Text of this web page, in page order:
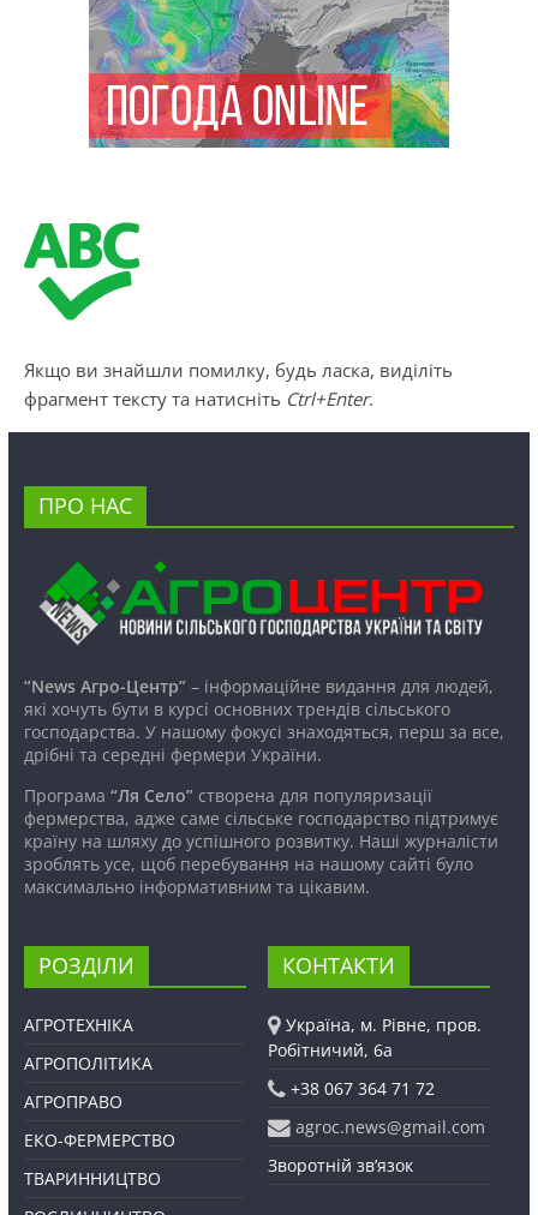
Якщо ви знайшли помилку, будь ласка, виділіть
фрагмент тексту та натисніть Ctrl+Enter.
ПРО НАС
“News Агро-Центр”– інформаційне видання для людей,
які хочуть бути в курсі основних трендів сільського
господарства. У нашому фокусі знаходяться, перш за все,
дрібні та середні фермери України.
Програма “Ля Село”створена для популяризації
фермерства, адже саме сільське господарство підтримує
країну на шляху до успішного розвитку. Наші журналісти
зроблять усе, щоб перебування на нашому сайті було
максимально інформативним та цікавим.
РОЗДІЛИ
АГРОТЕХНІКА
АГРОПОЛІТИКА
АГРОПРАВО
ЕКО-ФЕРМЕРСТВО
ТВАРИННИЦТВО
КОНТАКТИ
Україна, м. Рівне, пров.
Робітничий, 6а
+38 067 364 71 72
agroc.news@gmail.com
Зворотній зв’язок